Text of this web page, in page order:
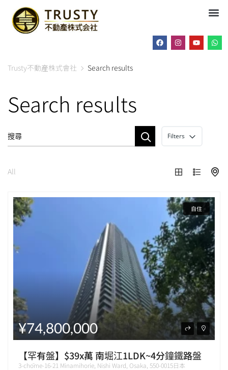
Trusty不動産株式會社 Search results
Search results
Filters
All
自住
¥74,800,000
【罕有盤】$39x萬 南堀江1LDK~4分鐘鐵路盤
3-chōme-16-21 Minamihorie, Nishi Ward, Osaka, 550-0015日本